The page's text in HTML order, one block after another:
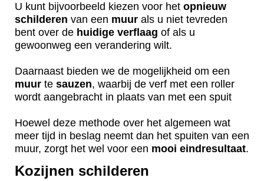
U kunt bijvoorbeeld kiezen voor het opnieuw
schilderen van een muur als u niet tevreden
bent over de huidige verflaag of als u
gewoonweg een verandering wilt.
Daarnaast bieden we de mogelijkheid om een
muur te sauzen, waarbij de verf met een roller
wordt aangebracht in plaats van met een spuit
Hoewel deze methode over het algemeen wat
meer tijd in beslag neemt dan het spuiten van een
muur, zorgt het wel voor een mooi eindresultaat.
Kozijnen schilderen